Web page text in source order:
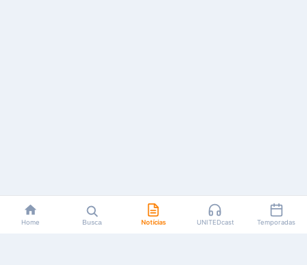
Home Busca Notícias UNITEDcast Temporadas